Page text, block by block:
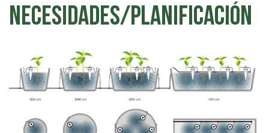
Necesidades/planificación